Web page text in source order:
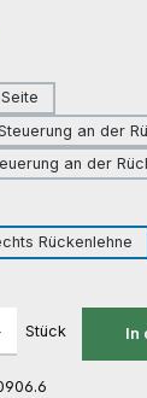
an der
an der
Rückenlehne
Stück In